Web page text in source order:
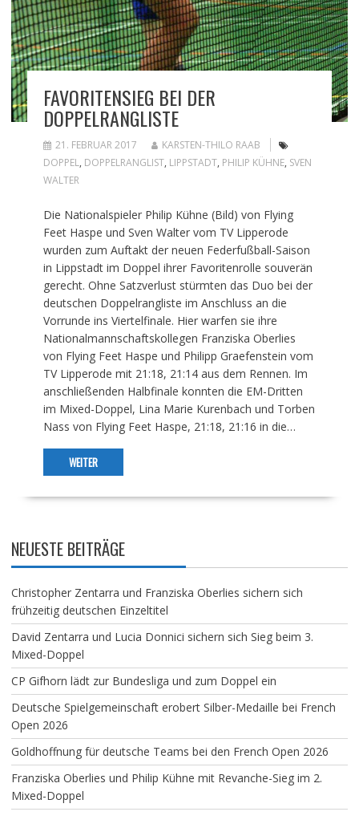
FAVORITENSIEG BEI DER
DOPPELRANGLISTE
21. FEBRUAR 2017
KARSTEN-THILO RAAB
DOPPEL, DOPPELRANGLIST, LIPPSTADT, PHILIP KÜHNE, SVEN
WALTER
Die Nationalspieler Philip Kühne (Bild) von Flying
Feet Haspe und Sven Walter vom TV Lipperode
wurden zum Auftakt der neuen Federfußball-Saison
in Lippstadt im Doppel ihrer Favoritenrolle souverän
gerecht. Ohne Satzverlust stürmten das Duo bei der
deutschen Doppelrangliste im Anschluss an die
Vorrunde ins Viertelfinale. Hier warfen sie ihre
Nationalmannschaftskollegen Franziska Oberlies
von Flying Feet Haspe und Philipp Graefenstein vom
TV Lipperode mit 21:18, 21:14 aus dem Rennen. Im
anschließenden Halbfinale konnten die EM-Dritten
im Mixed-Doppel, Lina Marie Kurenbach und Torben
Nass von Flying Feet Haspe, 21:18, 21:16 in die…
WEITER
NEUESTE BEITRÄGE
Christopher Zentarra und Franziska Oberlies sichern sich
frühzeitig deutschen Einzeltitel
David Zentarra und Lucia Donnici sichern sich Sieg beim 3.
Mixed-Doppel
CP Gifhorn lädt zur Bundesliga und zum Doppel ein
Deutsche Spielgemeinschaft erobert Silber-Medaille bei French
Open 2026
Goldhoffnung für deutsche Teams bei den French Open 2026
Franziska Oberlies und Philip Kühne mit Revanche-Sieg im 2.
Mixed-Doppel